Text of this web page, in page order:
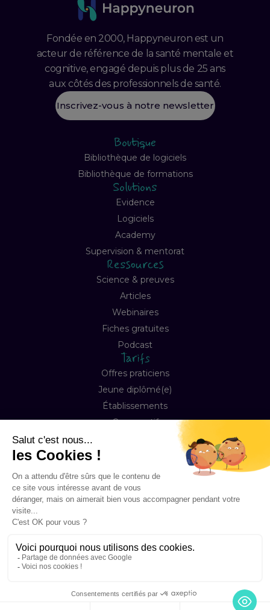
Fondée en 2000, Happyneuron est un
acteur de référence de la santé mentale et
cognitive, engagé depuis plus de 25 ans
aux côtés des professionnels de santé.
Inscrivez-vous à notre newsletter
Boutique
Bibliothèque de logiciels
Bibliothèque de formations
Solutions
Evidence
Logiciels
Academy
Supervision & mentorat
Ressources
Science & preuves
Articles
Webinaires
Fiches gratuites
Podcast
Tarifs
Offres praticiens
Jeune diplômé(e)
Établissements
Comparatif
FAQ
Copyright © 2026 Happyneuron, Tous droits réservés
Mentions légales
La certification Qualité a été délivrée au titre de la catégorie :